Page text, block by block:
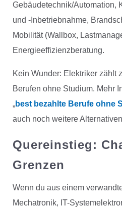
Gebäudetechnik/Automation,
und -Inbetriebnahme,
Mobilität (Wallbox,
Energieeffizienzberatung.
Kein Wunder: Elektriker zählt
Berufen ohne Studium. Mehr
„best bezahlte Berufe ohne
auch noch weitere
Quereinstieg:
Grenzen
Wenn du aus einem
Mechatronik, IT-